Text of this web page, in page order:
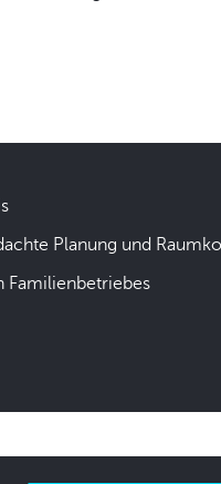
Planung und
Familienbetriebes